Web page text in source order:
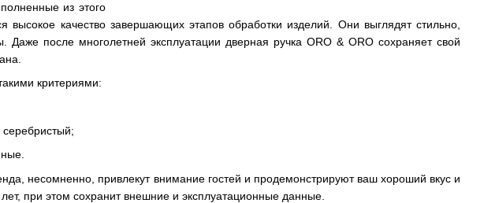
из этого
качество завершающих этапов обработки изделий. Они выглядят стильно,
после многолетней эксплуатации дверная ручка ORO & ORO сохраняет свой
критериями:
несомненно, привлекут внимание гостей и продемонстрируют ваш хороший вкус и
при этом сохранит внешние и эксплуатационные данные.